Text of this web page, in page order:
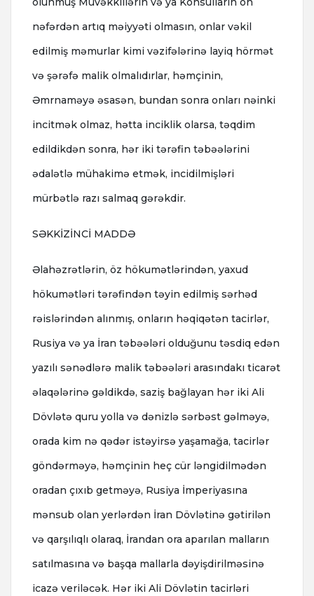
nəfərdən artıq məiyyəti olmasın, onlar vəkil
edilmiş məmurlar kimi vəzifələrinə layiq hörmət
və şərəfə malik olmalıdırlar, həmçinin,
Əmrnaməyə əsasən, bundan sonra onları nəinki
incitmək olmaz, hətta inciklik olarsa, təqdim
edildikdən sonra, hər iki tərəfin təbəələrini
ədalətlə mühakimə etmək, incidilmişləri
mürbətlə razı salmaq gərəkdir.
SƏKKİZİNCİ MADDƏ
Əlahəzrətlərin, öz hökumətlərindən, yaxud
hökumətləri tərəfindən təyin edilmiş sərhəd
rəislərindən alınmış, onların həqiqətən tacirlər,
Rusiya və ya İran təbəələri olduğunu təsdiq edən
yazılı sənədlərə malik təbəələri arasındakı ticarət
əlaqələrinə gəldikdə, saziş bağlayan hər iki Ali
Dövlətə quru yolla və dənizlə sərbəst gəlməyə,
orada kim nə qədər istəyirsə yaşamağa, tacirlər
göndərməyə, həmçinin heç cür ləngidilmədən
oradan çıxıb getməyə, Rusiya İmperiyasına
mənsub olan yerlərdən İran Dövlətinə gətirilən
və qarşılıqlı olaraq, İrandan ora aparılan malların
satılmasına və başqa mallarla dəyişdirilməsinə
icazə veriləcək. Hər iki Ali Dövlətin tacirləri